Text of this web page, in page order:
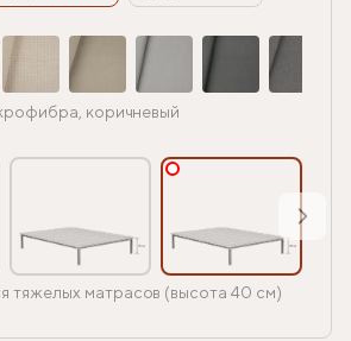
коричневый
тяжелых матрасов (высота 40 см)